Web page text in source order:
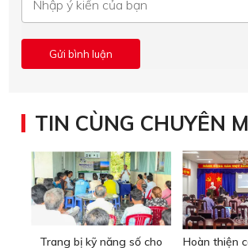
TIN CÙNG CHUYÊN
Trang bị kỹ năng số cho Hoàn thiện